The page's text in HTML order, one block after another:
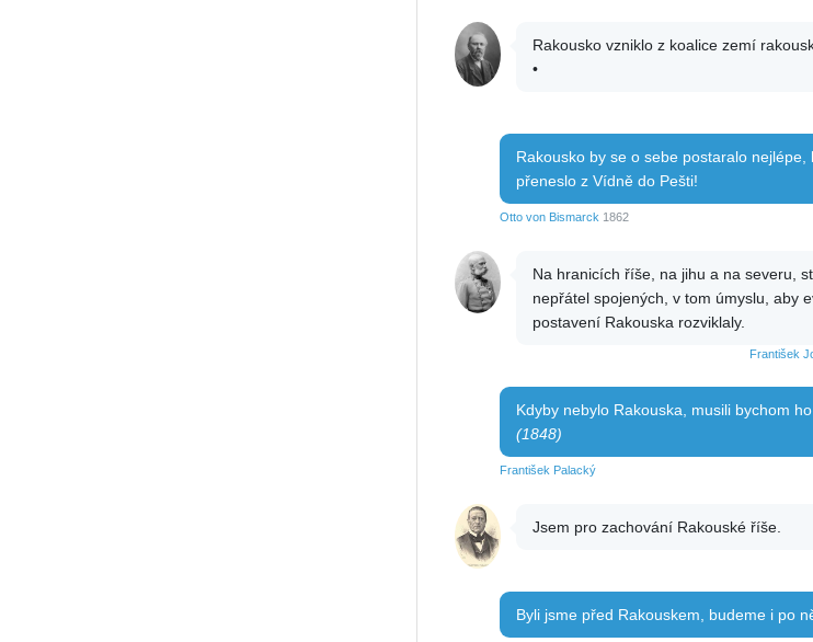
Rakousko vzniklo z koalice zemí
•
Rakousko by se o sebe postaralo nejlépe,
přeneslo z Vídně do Pešti!
Otto von Bismarck 1862
Na hranicích říše, na jihu a na severu,
nepřátel spojených, v tom úmyslu, aby
postavení Rakouska rozviklaly.
František
Kdyby nebylo Rakouska, musili bychom ho
(1848)
František Palacký
Jsem pro zachování Rakouské říše.
Byli jsme před Rakouskem, budeme i po